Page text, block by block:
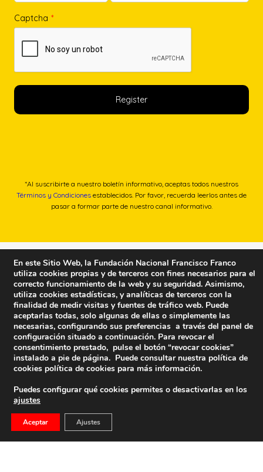
Captcha *
*Al suscribirte a nuestro boletín informativo, aceptas todos nuestros
Términos y Condiciones establecidos. Por favor, recuerda leerlos antes de
pasar a formar parte de nuestro canal informativo.
Fundación Nacional Francisco Franco
En este Sitio Web, la Fundación Nacional Francisco Franco
utiliza cookies propias y de terceros con fines necesarios para el
correcto funcionamiento de la web y su seguridad. Asimismo,
utiliza cookies estadísticas, y analíticas de terceros con la
finalidad de medir visitas y fuentes de tráfico web. Puede
aceptarlas todas, solo algunas de ellas o simplemente las
necesarias, configurando sus preferencias a través del panel de
configuración situado a continuación. Para revocar el
consentimiento prestado, pulse el botón “revocar cookies”
instalado a pie de página. Puede consultar nuestra política de
cookies política de cookies para más información.
Puedes configurar qué cookies permites o desactivarlas en los
ajustes
Aceptar Ajustes